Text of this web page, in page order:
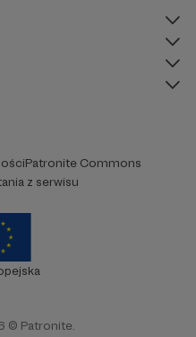
Patronite Commons
z serwisu
© Patronite.